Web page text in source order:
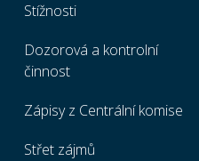
Stížnosti
Dozorová a kontrolní
činnost
Zápisy z Centrální komise
Střet zájmů